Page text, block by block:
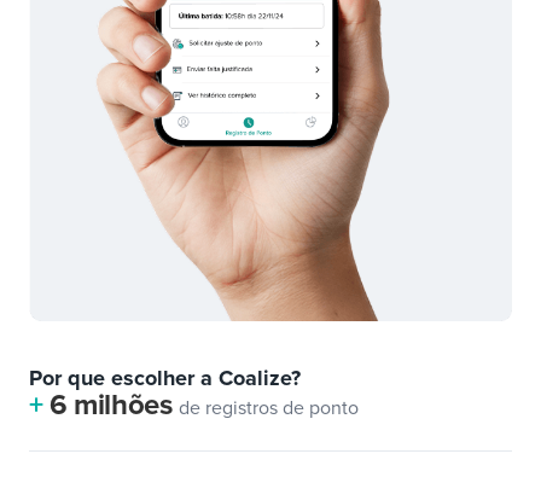
Por que escolher a Coalize?
+6 milhões de registros de ponto